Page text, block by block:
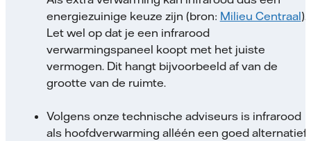
energiezuinige keuze zijn (bron: Milieu Centraal).
Let wel op dat je een infrarood
verwarmingspaneel koopt met het juiste
vermogen. Dit hangt bijvoorbeeld af van de
grootte van de ruimte.
Volgens onze technische adviseurs is infrarood
als hoofdverwarming alléén een goed alternatief